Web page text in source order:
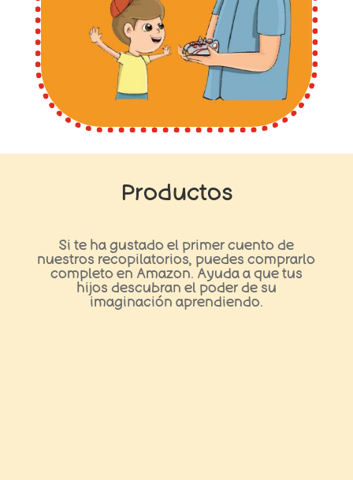
Productos
Si te ha gustado el primer cuento de
nuestros recopilatorios, puedes comprarlo
completo en Amazon. Ayuda a que tus
hijos descubran el poder de su
imaginación aprendiendo.